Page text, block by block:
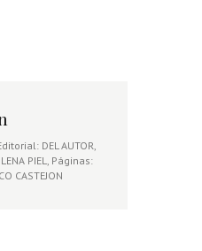
DEL AUTOR,
PIEL, Páginas:
CASTEJON